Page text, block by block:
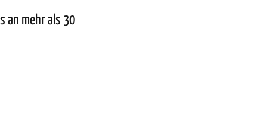
an mehr als 30